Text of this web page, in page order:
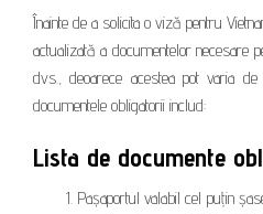
Înainte de a solicita o viză pentru
actualizată a documentelor necesare
dvs., deoarece acestea pot varia
documentele obligatorii includ:
Lista de documente
Pașaportul valabil cel puțin